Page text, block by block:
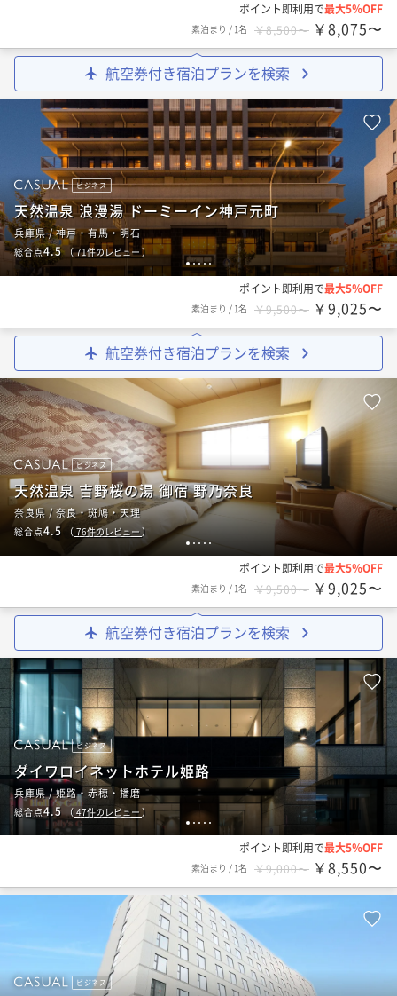
ポイント即利用で最大5％OFF
素泊まり / 1名 ￥8,500〜 ￥8,075〜
航空券付き宿泊プランを検索
12345
ビジネス
天然温泉 浪漫湯 ドーミーイン神戸元町
兵庫県 / 神戸・有馬・明石
総合点4.5（71件のレビュー）
ポイント即利用で最大5％OFF
素泊まり / 1名 ￥9,500〜 ￥9,025〜
航空券付き宿泊プランを検索
1 2 3 4 5
ビジネス
天然温泉 吉野桜の湯 御宿 野乃奈良
奈良県 / 奈良・斑鳩・天理
総合点4.5 （ 76件のレビュー）
ポイント即利用で最大5％OFF
素泊まり / 1名 ￥9,500〜 ￥9,025〜
航空券付き宿泊プランを検索
1 23 4 5
ビジネス
ダイワロイネットホテル姫路
兵庫県 / 姫路・赤穂・播磨
総合点4.5 （ 47件のレビュー）
ポイント即利用で最大5％OFF
素泊まり / 1名 ￥9,000〜 ￥8,550〜
ビジネス